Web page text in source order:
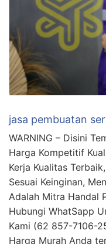
jasa pembuatan
WARNING – Disini
Harga Kompetitif
Kerja Kualitas
Sesuai Keinginan,
Adalah Mitra Handal
Hubungi WhatSapp
Kami (62 857-7106-
Harga Murah Anda